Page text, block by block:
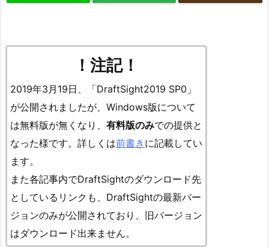
！注記！
2019年3月19日、「DraftSight2019 SP0」
が公開されましたが、Windows版について
は無料版が無くなり、 有料版のみでの提供と
なった様です。詳しくは前書き に記載してい
ます。
また各記事内でDraftSightのダウンロード先
としているリンクも、DraftSightの最新バー
ジョンのみが公開されており、旧バージョン
はダウンロード出来ません。